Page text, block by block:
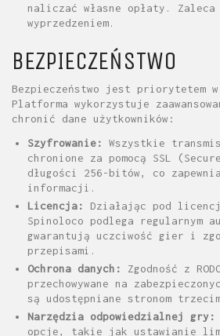
naliczać własne opłaty.
wyprzedzeniem.
BEZPIECZEŃSTWO
Bezpieczeństwo jest priorytetem
Platforma wykorzystuje
chronić dane użytkowników:
Szyfrowanie:
Wszystkie
chronione za pomocą SSL
długości 256-bitów, co
informacji.
Licencja:
Działając pod
Spinoloco podlega regularnym
gwarantują uczciwość gier i
przepisami.
Ochrona danych:
Zgodność z
przechowywane na
są udostępniane stronom
Narzędzia odpowiedzialnej gry:
opcje, takie jak ustawianie